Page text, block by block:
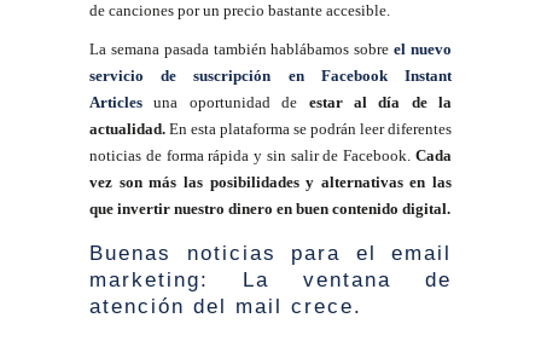
de canciones por un precio bastante accesible.
La semana pasada también hablábamos sobreel nuevo
servicio de suscripción en Facebook Instant
Articles una oportunidad de estar al día de la
actualidad. En esta plataforma se podrán leer diferentes
noticias de forma rápida y sin salir de Facebook. Cada
vez son más las posibilidades y alternativas en las
que invertir nuestro dinero en buen contenido digital.
Buenas noticias para el email
marketing: La ventana de
atención del mail crece.